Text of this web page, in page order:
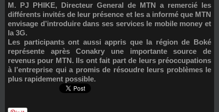
M. PJ PHIKE, Directeur General de MTN a remercié les
différents invités de leur présence et les a informé que MTN
envisage d’introduire dans ses services le mobile money et
la 3G.
Les participants ont aussi appris que la région de Boké
représente après Conakry une importante source de
revenus pour MTN. Ils ont fait part de leurs préoccupations
à l’entreprise qui a promis de résoudre leurs problèmes le
plus rapidement possible.